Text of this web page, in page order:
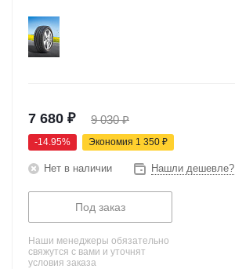
7 680 ₽ 9 030₽
-14.95% Экономия 1 350 ₽
Нет в наличии Нашли дешевле?
Под заказ
Наши менеджеры обязательно
свяжутся с вами и уточнят
условия заказа